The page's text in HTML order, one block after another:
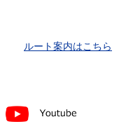
ルート案内はこちら